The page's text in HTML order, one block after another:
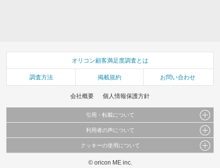
オリコン顧客満足度調査とは
調査方法 掲載規約 お問い合わせ
会社概要 個人情報保護方針
引用・転載について
当サイトで公開されている情報（文字、写真、イラスト、画像データ等）及びこれらの配
これらの情報を権利者の許可なく無断転載・複製などの二次利用を行うことは固く禁じて
利用者の声について
当サイトに掲載している内容はすべてサービスの利用者が提出された見解・感想です。
弊社の見解・ 意見ではないことをご理解いただいた上でご覧ください。
クッキーの使用について
このサイトでは Cookie を使用して、ユーザーに合わせたコンテンツや広告の表示、ソー
© oricon ME inc.